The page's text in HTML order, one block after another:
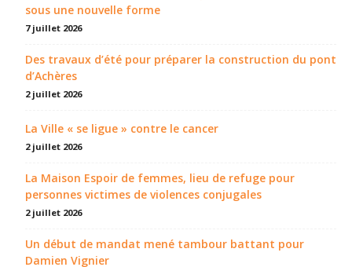
sous une nouvelle forme
7 juillet 2026
Des travaux d’été pour préparer la construction du pont
d’Achères
2 juillet 2026
La Ville « se ligue » contre le cancer
2 juillet 2026
La Maison Espoir de femmes, lieu de refuge pour
personnes victimes de violences conjugales
2 juillet 2026
Un début de mandat mené tambour battant pour
Damien Vignier